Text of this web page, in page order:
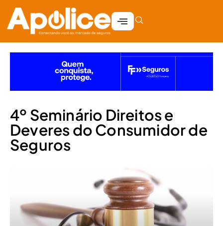
4º Seminário Direitos e
Deveres do Consumidor de
Seguros